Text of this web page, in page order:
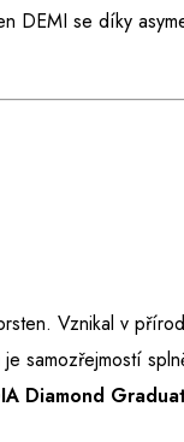
DEMI se díky
Vznikal v
samozřejmostí
Diamond